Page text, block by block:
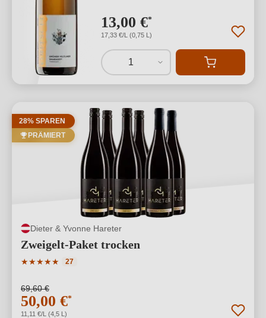
13,00 €*
17,33 €/L (0,75 L)
1
28% SPAREN
PRÄMIERT
Dieter & Yvonne Hareter
Zweigelt-Paket trocken
★★★★★
Durchschnittliche Bewertung von 5 von 5 Sternen
27
69,60 €
50,00 €*
11,11 €/L (4,5 L)